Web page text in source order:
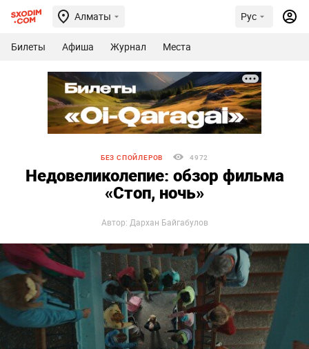
Алматы Рус
Билеты Афиша Журнал Места
БЕЗ СПОЙЛЕРОВ 4972
Недовеликолепие: обзор фильма
«Стоп, ночь»
Автор: Дархан Байгабулов